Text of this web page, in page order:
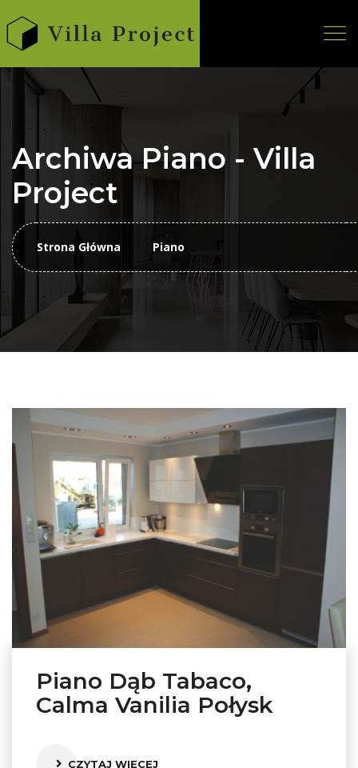
Archiwa Piano - Villa
Project
Strona Główna Piano
Piano Dąb Tabaco,
Calma Vanilia Połysk
CZYTAJ WIĘCEJ